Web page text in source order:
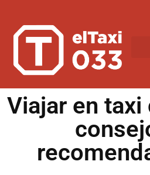
Viajar en taxi